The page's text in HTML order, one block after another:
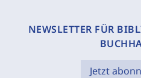
NEWSLETTER FÜR
Jetzt